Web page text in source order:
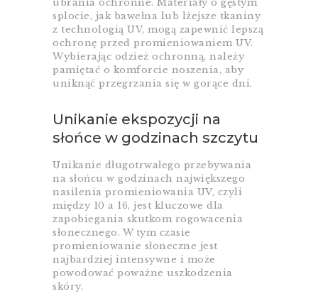
ubrania ochronne. Materiały o gęstym
splocie, jak bawełna lub lżejsze tkaniny
z technologią UV, mogą zapewnić lepszą
ochronę przed promieniowaniem UV.
Wybierając odzież ochronną, należy
pamiętać o komforcie noszenia, aby
uniknąć przegrzania się w gorące dni.
Unikanie ekspozycji na
słońce w godzinach szczytu
Unikanie długotrwałego przebywania
na słońcu w godzinach największego
nasilenia promieniowania UV, czyli
między 10 a 16, jest kluczowe dla
zapobiegania skutkom rogowacenia
słonecznego. W tym czasie
promieniowanie słoneczne jest
najbardziej intensywne i może
powodować poważne uszkodzenia
skóry.